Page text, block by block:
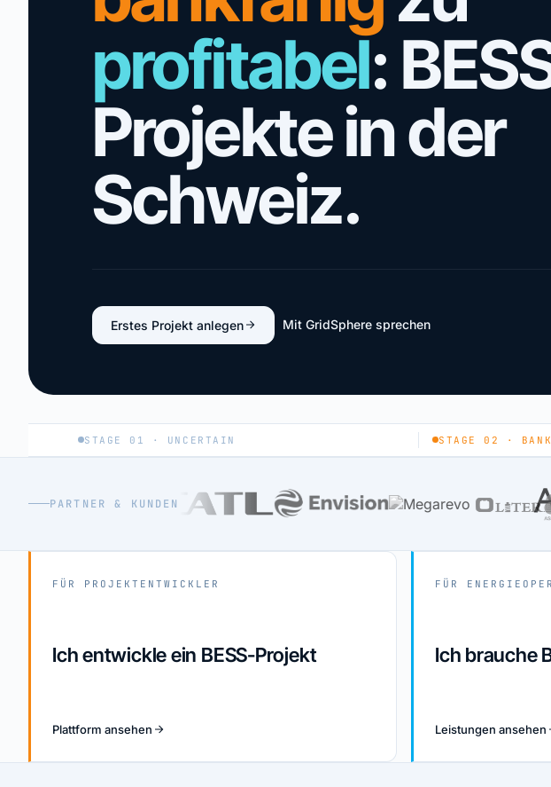
profitabel:
Projekte in der
Schweiz.
Erstes Projekt anlegen Mit GridSphere sprechen
STAGE 01 · UNCERTAIN STAGE 02 ·
PARTNER & KUNDEN
FÜR PROJEKTENTWICKLER
Ich entwickle ein BESS-Projekt
Plattform ansehen
FÜR
Ich brauche
Leistungen ansehen